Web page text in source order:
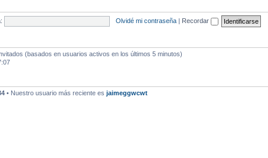
Olvidé mi contraseña | Recordar
(basados en usuarios activos en los últimos 5 minutos)
• Nuestro usuario más reciente es jaimeggwcwt